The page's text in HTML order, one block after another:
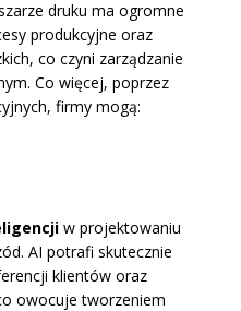
druku ma ogromne
produkcyjne oraz
co czyni zarządzanie
Co więcej, poprzez
firmy mogą:
w projektowaniu
AI potrafi skutecznie
klientów oraz
owocuje tworzeniem